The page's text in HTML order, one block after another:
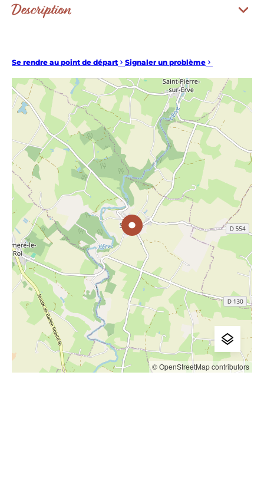
Description
Se rendre au point de départ Signaler un problème
© OpenStreetMap contributors